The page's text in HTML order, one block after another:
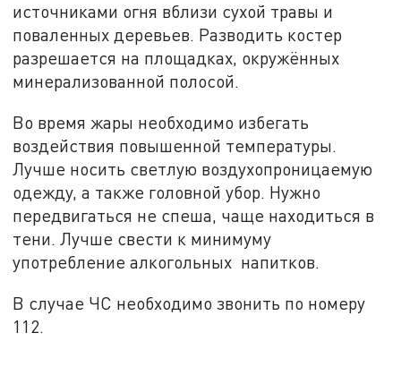
источниками огня вблизи сухой травы и
поваленных деревьев. Разводить костер
разрешается на площадках, окружённых
минерализованной полосой.
Во время жары необходимо избегать
воздействия повышенной температуры.
Лучше носить светлую воздухопроницаемую
одежду, а также головной убор. Нужно
передвигаться не спеша, чаще находиться в
тени. Лучше свести к минимуму
употребление алкогольных напитков.
В случае ЧС необходимо звонить по номеру
112.